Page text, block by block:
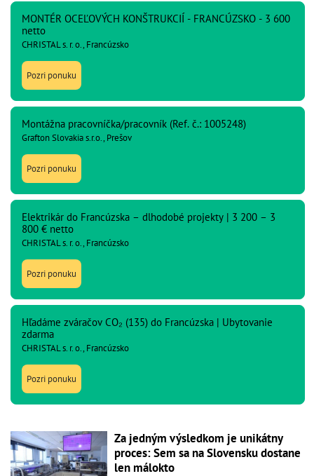
MONTÉR OCEĽOVÝCH KONŠTRUKCIÍ - FRANCÚZSKO - 3 600
netto
CHRISTAL s. r. o., Francúzsko
Pozri ponuku
Montážna pracovníčka/pracovník (Ref. č.: 1005248)
Grafton Slovakia s.r.o., Prešov
Pozri ponuku
Elektrikár do Francúzska – dlhodobé projekty | 3 200 – 3
800 € netto
CHRISTAL s. r. o., Francúzsko
Pozri ponuku
Hľadáme zváračov CO₂ (135) do Francúzska | Ubytovanie
zdarma
CHRISTAL s. r. o., Francúzsko
Pozri ponuku
Za jedným výsledkom je unikátny
proces: Sem sa na Slovensku dostane
len málokto